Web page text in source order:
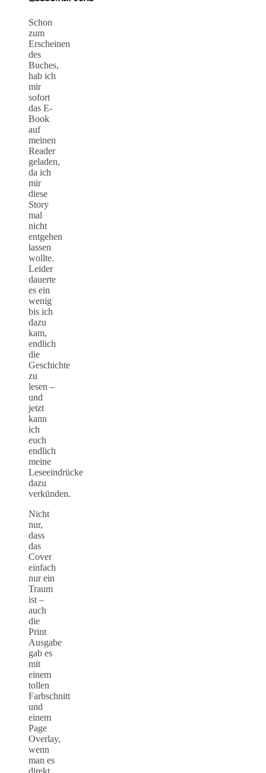
Schon
zum
Erscheinen
des
Buches,
hab ich
mir
sofort
das E-
Book
auf
meinen
Reader
geladen,
da ich
mir
diese
Story
mal
nicht
entgehen
lassen
wollte.
Leider
dauerte
es ein
wenig
bis ich
dazu
kam,
endlich
die
Geschichte
zu
lesen –
und
jetzt
kann
ich
euch
endlich
meine
Leseeindrücke
dazu
verkünden.
Nicht
nur,
dass
das
Cover
einfach
nur ein
Traum
ist –
auch
die
Print
Ausgabe
gab es
mit
einem
tollen
Farbschnitt
und
einem
Page
Overlay,
wenn
man es
direkt